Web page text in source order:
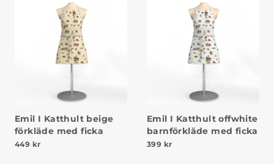
Emil I Katthult beige
förkläde med ficka
449 kr
Emil I Katthult offwhite
barnförkläde med ficka
399 kr